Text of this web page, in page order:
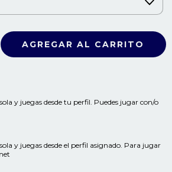
y juegas desde tu perfil. Puedes jugar con/o
y juegas desde el perfil asignado. Para jugar